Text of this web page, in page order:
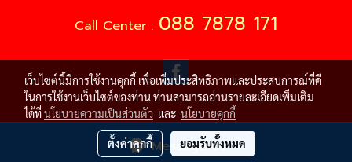
Message Us
Call Center : 088 7878 171
© Copyright 2021 All Rights Reserved
เว็บไซต์นี้มีการใช้งานคุกกี้ เพื่อเพิ่มประสิทธิภาพและประสบการณ์ที่ดี
ในการใช้งานเว็บไซต์ของท่าน ท่านสามารถอ่านรายละเอียดเพิ่มเติม
ได้ที่นโยบายความเป็นส่วนตัว และ นโยบายคุกกี้
ตั้งค่าคุกกี้ ยอมรับทั้งหมด